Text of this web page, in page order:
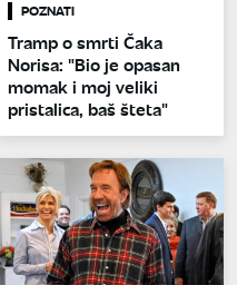
POZNATI
Tramp o smrti Čaka
Norisa: "Bio je opasan
momak i moj veliki
pristalica, baš šteta"